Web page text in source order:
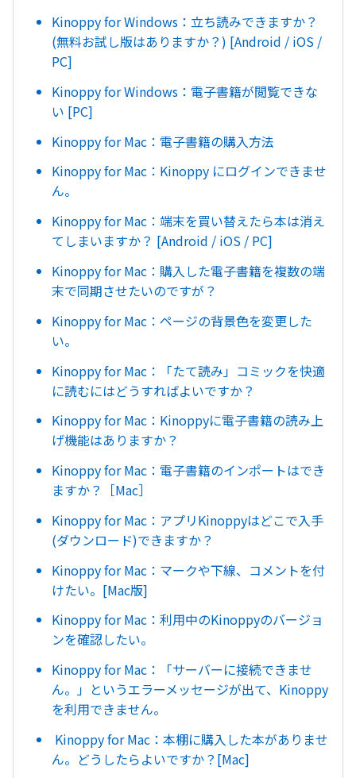
Kinoppy for Windows：立ち読みできますか？
(無料お試し版はありますか？) [Android / iOS /
PC]
Kinoppy for Windows：電子書籍が閲覧できな
い [PC]
Kinoppy for Mac：電子書籍の購入方法
Kinoppy for Mac：Kinoppy にログインできませ
ん。
Kinoppy for Mac：端末を買い替えたら本は消え
てしまいますか？ [Android / iOS / PC]
Kinoppy for Mac：購入した電子書籍を複数の端
末で同期させたいのですが？
Kinoppy for Mac：ページの背景色を変更した
い。
Kinoppy for Mac：「たて読み」コミックを快適
に読むにはどうすればよいですか？
Kinoppy for Mac：Kinoppyに電子書籍の読み上
げ機能はありますか？
Kinoppy for Mac：電子書籍のインポートはでき
ますか？［Mac］
Kinoppy for Mac：アプリKinoppyはどこで入手
(ダウンロード)できますか？
Kinoppy for Mac：マークや下線、コメントを付
けたい。[Mac版]
Kinoppy for Mac：利用中のKinoppyのバージョ
ンを確認したい。
Kinoppy for Mac：「サーバーに接続できませ
ん。」というエラーメッセージが出て、Kinoppy
を利用できません。
Kinoppy for Mac：本棚に購入した本がありませ
ん。どうしたらよいですか？[Mac]